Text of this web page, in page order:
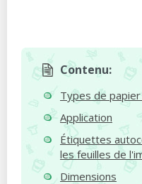
Contenu:
Types de
Application
Étiquettes
les feuilles de
Dimensions